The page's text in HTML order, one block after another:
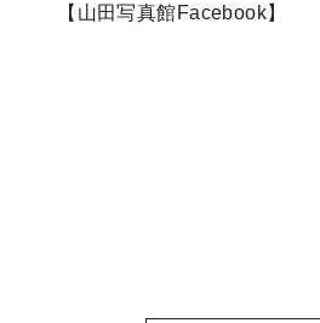
【山田写真館Facebook】